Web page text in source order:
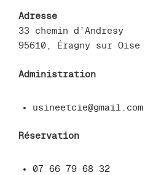
Adresse
33 chemin d’Andresy
95610, Éragny sur Oise
Administration
usineetcie@gmail.com
Réservation
07 66 79 68 32